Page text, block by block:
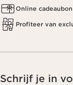
Online cadeaubon
Profiteer van
Schrijf je in